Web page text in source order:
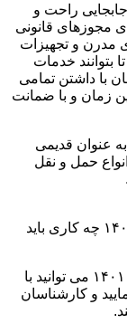
راحت و
مجوزهای قانونی
مدرن و تجهیزات
خدمات
با داشتن تمامی
زمان و با ضمانت
عنوان قدیمی
سال سابقه در انواع حمل و نقل
برای اطلاع از نرخ کرایه وانت نیسان در سال ۱۴۰۱ چه کاری باید
برای اطلاع از نرخ کرایه وانت و نیسان در سال ۱۴۰۱ می توانید با
حاصل فرمایید و کارشناسان